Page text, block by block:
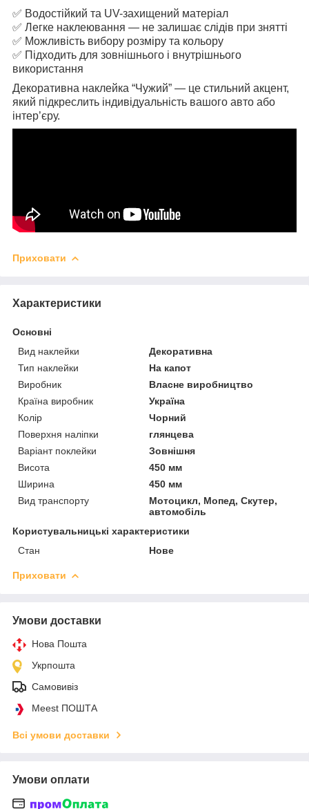
✅ Водостійкий та UV-захищений матеріал
✅ Легке наклеювання — не залишає слідів при знятті
✅ Можливість вибору розміру та кольору
✅ Підходить для зовнішнього і внутрішнього
використання
Декоративна наклейка “Чужий” — це стильний акцент,
який підкреслить індивідуальність вашого авто або
інтер’єру.
Приховати
Характеристики
Основні
Вид наклейки
Декоративна
Тип наклейки
На капот
Виробник
Власне виробництво
Країна виробник
Україна
Колір
Чорний
Поверхня наліпки
глянцева
Варіант поклейки
Зовнішня
Висота
450 мм
Ширина
450 мм
Вид транспорту
Мотоцикл, Мопед, Скутер,
автомобіль
Користувальницькі характеристики
Стан
Нове
Приховати
Умови доставки
Нова Пошта
Укрпошта
Самовивіз
Meest ПОШТА
Всі умови доставки
Умови оплати